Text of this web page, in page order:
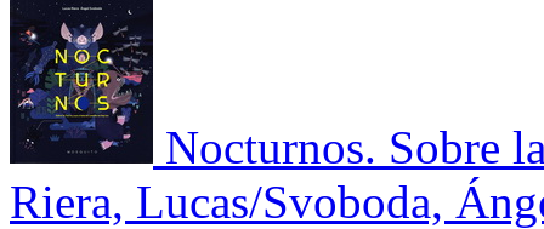
Nocturnos. Sobre
Riera, Lucas/Svoboda,